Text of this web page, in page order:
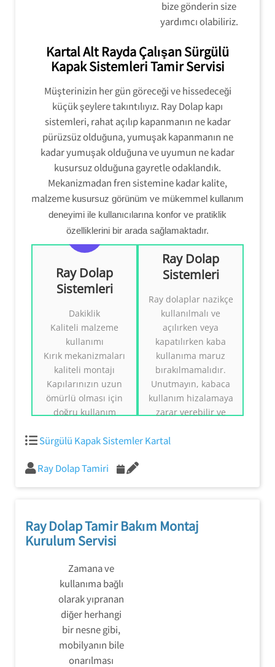
bize gönderin size
yardımcı olabiliriz.
Kartal Alt Rayda Çalışan Sürgülü
Kapak Sistemleri Tamir Servisi
Müşterinizin her gün göreceği ve hissedeceği
küçük şeylere takıntılıyız. Ray Dolap kapı
sistemleri, rahat açılıp kapanmanın ne kadar
pürüzsüz olduğuna, yumuşak kapanmanın ne
kadar yumuşak olduğuna ve uyumun ne kadar
kusursuz olduğuna gayretle odaklandık.
Mekanizmadan fren sistemine kadar kalite,
malzeme kusursuz görünüm ve mükemmel kullanım
deneyimi ile kullanıcılarına konfor ve pratiklik
özelliklerini bir arada sağlamaktadır.
Ray Dolap
Sistemleri
Dakiklik
Kaliteli malzeme
kullanımı
Kırık mekanizmaları
kaliteli montajı
Kapılarınızın uzun
ömürlü olması için
doğru kullanım
vermek
Alt Rayda Çalışan
Ray Dolap
Sistemleri
0554 858 1312
Ray Dolap
Sistemleri
Ray dolaplar nazikçe
kullanılmalı ve
açılırken veya
kapatılırken kaba
kullanıma maruz
bırakılmamalıdır.
Unutmayın, kabaca
kullanım hizalamaya
zarar verebilir ve
pistten kaymasına
Alt Rayda Çalışan
Ray Dolap
Sistemleri Tamiri
0554 858 1312
Sürgülü Kapak Sistemler Kartal
Ray Dolap Tamiri
Ray Dolap Tamir Bakım Montaj
Kurulum Servisi
Zamana ve
kullanıma bağlı
olarak yıpranan
diğer herhangi
bir nesne gibi,
mobilyanın bile
onarılması